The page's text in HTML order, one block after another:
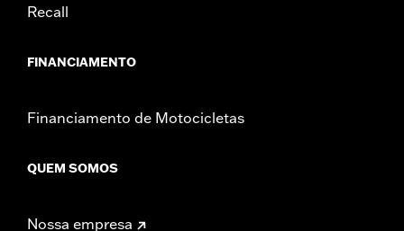
Recall
FINANCIAMENTO
Financiamento de Motocicletas
QUEM SOMOS
Nossa empresa